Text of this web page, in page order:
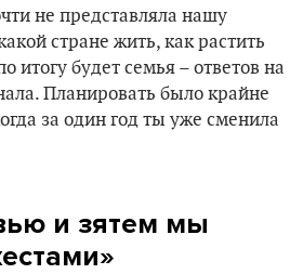
не представляла нашу
стране жить, как растить
итогу будет семья – ответов на
Планировать было крайне
за один год ты уже сменила
и зятем мы